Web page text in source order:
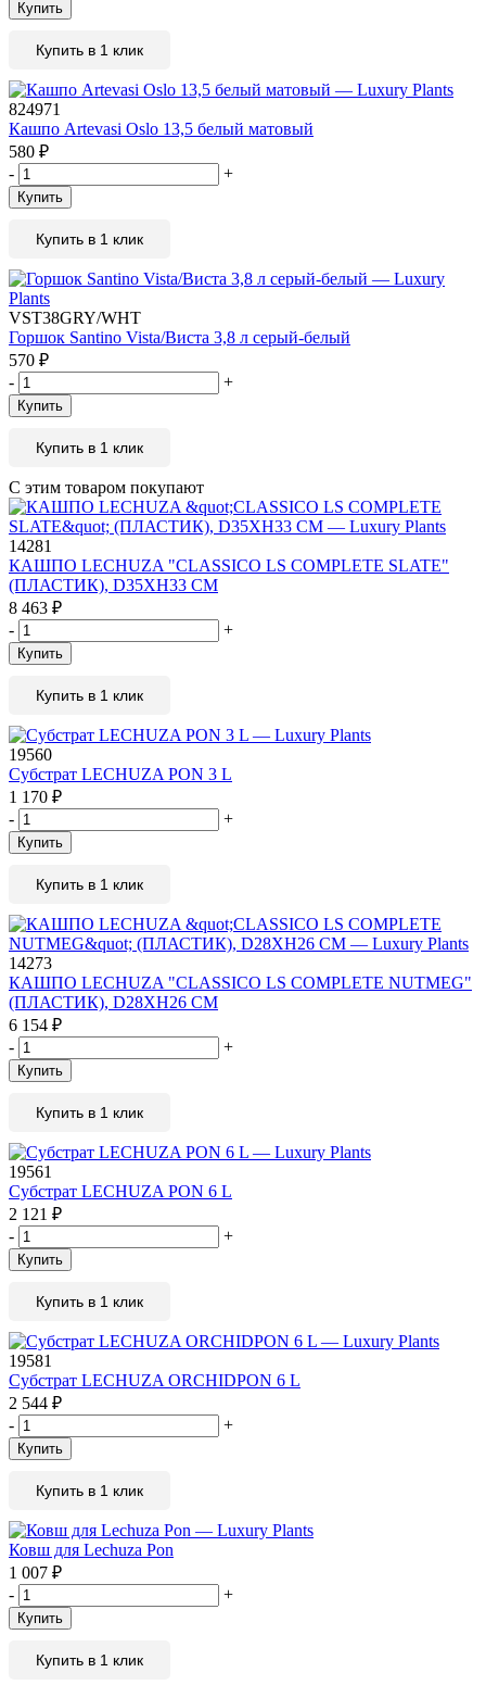
Купить
Купить в 1 клик
824971
Кашпо Artevasi Oslo 13,5 белый матовый
580 ₽
-
+
Купить
Купить в 1 клик
VST38GRY/WHT
Горшок Santino Vista/Виста 3,8 л серый-белый
570 ₽
-
+
Купить
Купить в 1 клик
С этим товаром покупают
14281
КАШПО LECHUZA "CLASSICO LS COMPLETE SLATE"
(ПЛАСТИК), D35XH33 СМ
8 463 ₽
-
+
Купить
Купить в 1 клик
19560
Субстрат LECHUZA PON 3 L
1 170 ₽
-
+
Купить
Купить в 1 клик
14273
КАШПО LECHUZA "CLASSICO LS COMPLETE NUTMEG"
(ПЛАСТИК), D28XH26 СМ
6 154 ₽
-
+
Купить
Купить в 1 клик
19561
Субстрат LECHUZA PON 6 L
2 121 ₽
-
+
Купить
Купить в 1 клик
19581
Субстрат LECHUZA ORCHIDPON 6 L
2 544 ₽
-
+
Купить
Купить в 1 клик
Ковш для Lechuza Pon
1 007 ₽
-
+
Купить
Купить в 1 клик